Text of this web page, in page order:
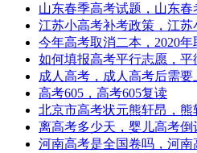
山东春季高考试题，山东
江苏小高考补考政策，江
今年高考取消二本，2020
如何填报高考平行志愿，平
成人高考，成人高考后需要
高考605，高考605复读
北京市高考状元熊轩昂，熊
离高考多少天，婴儿高考倒
河南高考是全国卷吗，河